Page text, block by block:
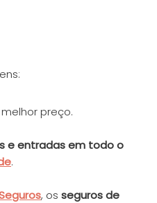
preço.
e entradas em todo o
.
, os seguros de